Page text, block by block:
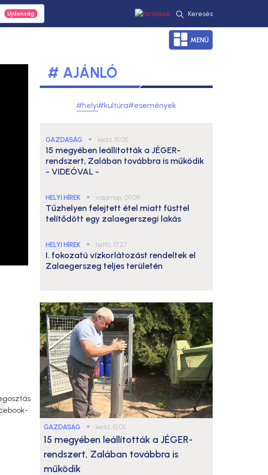
Keresés
MENÜ
# AJÁNLÓ
#helyi#kultúra#események
GAZDASÁG ● kedd, 15:05
15 megyében leállították a JÉGER-
rendszert, Zalában továbbra is működik
- VIDEÓVAL -
HELYI HÍREK ● vasárnap, 09:09
Tűzhelyen felejtett étel miatt füsttel
telítődött egy zalaegerszegi lakás
HELYI HÍREK ● hétfő, 17:27
I. fokozatú vízkorlátozást rendeltek el
Zalaegerszeg teljes területén
GAZDASÁG ● kedd, 15:05
15 megyében leállították a JÉGER-
rendszert, Zalában továbbra is
működik